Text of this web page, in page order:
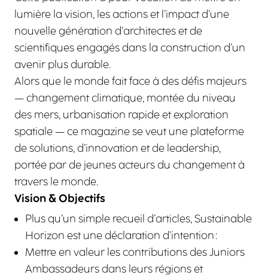
lumière la vision, les actions et l’impact d’une
nouvelle génération d’architectes et de
scientifiques engagés dans la construction d’un
avenir plus durable.
Alors que le monde fait face à des défis majeurs
— changement climatique, montée du niveau
des mers, urbanisation rapide et exploration
spatiale — ce magazine se veut une plateforme
de solutions, d’innovation et de leadership,
portée par de jeunes acteurs du changement à
travers le monde.
Vision & Objectifs
Plus qu’un simple recueil d’articles, Sustainable
Horizon est une déclaration d’intention :
Mettre en valeur les contributions des Juniors
Ambassadeurs dans leurs régions et